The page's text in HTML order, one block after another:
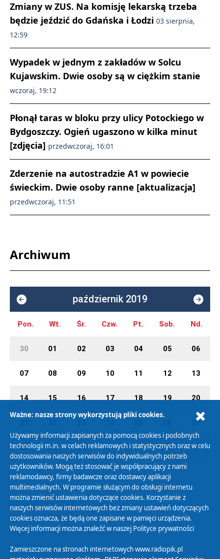
Zmiany w ZUS. Na komisję lekarską trzeba
będzie jeździć do Gdańska i Łodzi 03 sierpnia,
12:59
Wypadek w jednym z zakładów w Solcu
Kujawskim. Dwie osoby są w ciężkim stanie
wczoraj, 19:12
Płonął taras w bloku przy ulicy Potockiego w
Bydgoszczy. Ogień ugaszono w kilka minut
[zdjęcia] przedwczoraj, 16:01
Zderzenie na autostradzie A1 w powiecie
świeckim. Dwie osoby ranne [aktualizacja]
przedwczoraj, 11:51
Archiwum
październik 2019
Pon. Wt. Śr. Czw. Pt. Sob. Nd.
30 01 02 03 04 05 06
07 08 09 10 11 12 13
14 15 16 17 18 19 20
27
28 29 30 31 01 02 03
Polityka Prywatności
Zasady korzystania z Serwisu
Organizacje Pożytku Publicznego
Cyfryzacja DAB+
Ważne: nasze strony wykorzystują pliki cookies.
Używamy informacji zapisanych za pomocą cookies i podobnych
technologii m.in. w celach reklamowych i statystycznych oraz w celu
dostosowania naszych serwisów do indywidualnych potrzeb
użytkowników. Mogą też stosować je współpracujący z nami
reklamodawcy, firmy badawcze oraz dostawcy aplikacji
multimedialnych. W programie służącym do obsługi internetu
można zmienić ustawienia dotyczące cookies. Korzystanie z
naszych serwisów internetowych bez zmiany ustawień dotyczących
cookies oznacza, że będą one zapisane w pamięci urządzenia.
Więcej informacji można znaleźć w naszej Polityce prywatności
Zamieszczone na stronach internetowych www.radiopik.pl